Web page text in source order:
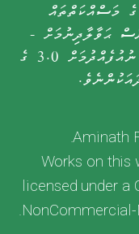
މަސްއްކަތްތައް
ޙަވާލާދިނުމަށް -
ވިޔަފާރިނޫން ބޭނުމަށް - އާއުފެއްދުމެއް ނުއުފެއްދުމަށް 3.0 ގެ
Works on this
licensed under a